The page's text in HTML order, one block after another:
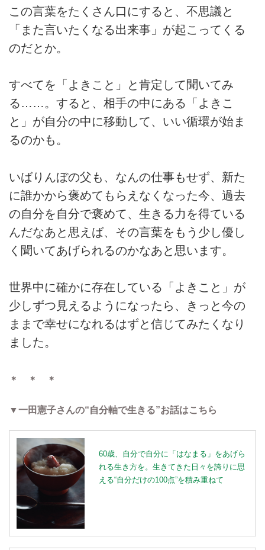
この言葉をたくさん口にすると、不思議と
「また言いたくなる出来事」が起こってくる
のだとか。
すべてを「よきこと」と肯定して聞いてみ
る……。すると、相手の中にある「よきこ
と」が自分の中に移動して、いい循環が始ま
るのかも。
いばりんぼの父も、なんの仕事もせず、新た
に誰かから褒めてもらえなくなった今、過去
の自分を自分で褒めて、生きる力を得ている
んだなあと思えば、その言葉をもう少し優し
く聞いてあげられるのかなあと思います。
世界中に確かに存在している「よきこと」が
少しずつ見えるようになったら、きっと今の
ままで幸せになれるはずと信じてみたくなり
ました。
＊ ＊ ＊
▼一田憲子さんの“自分軸で生きる”お話はこちら
60歳、自分で自分に「はなまる」をあげら
れる生き方を。生きてきた日々を誇りに思
える“自分だけの100点”を積み重ねて